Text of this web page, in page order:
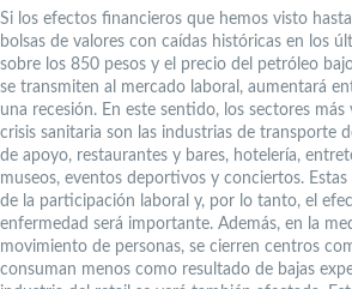
Si los efectos financieros que hemos visto
bolsas de valores con caídas históricas en los
sobre los 850 pesos y el precio del petróleo
se transmiten al mercado laboral, aumentará
una recesión. En este sentido, los sectores más
crisis sanitaria son las industrias de transporte
de apoyo, restaurantes y bares, hotelería,
museos, eventos deportivos y conciertos.
de la participación laboral y, por lo tanto, el
enfermedad será importante. Además, en la
movimiento de personas, se cierren centros
consuman menos como resultado de bajas